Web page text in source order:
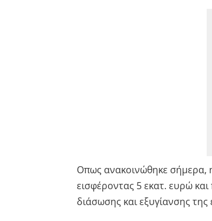
Οπως ανακοινώθηκε σήμερα,
εισφέροντας 5 εκατ. ευρώ
διάσωσης και εξυγίανσης της